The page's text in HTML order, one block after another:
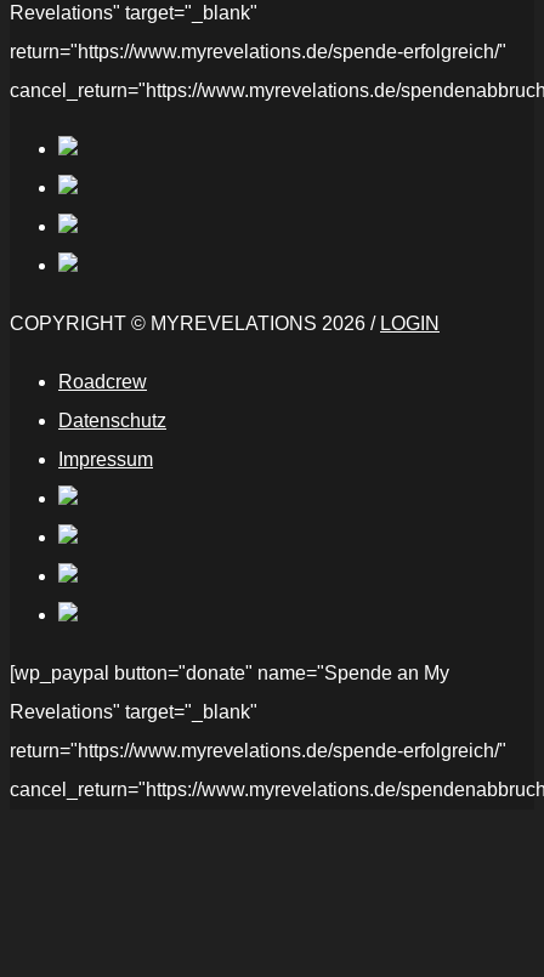
Revelations" target="_blank"
return="https://www.myrevelations.de/spende-erfolgreich/"
cancel_return="https://www.myrevelations.de/
COPYRIGHT © MYREVELATIONS 2026 / LOGIN
Roadcrew
Datenschutz
Impressum
[wp_paypal button="donate" name="Spende an My
Revelations" target="_blank"
return="https://www.myrevelations.de/spende-erfolgreich/"
cancel_return="https://www.myrevelations.de/